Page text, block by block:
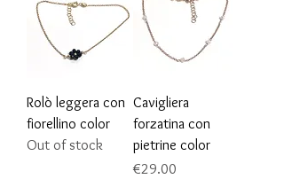
Rolò leggera con
fiorellino color
Out of stock
Cavigliera
forzatina con
pietrine color
Price
€29.00